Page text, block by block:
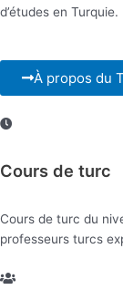
d’études en Turquie.
À propos du
Cours de turc
Cours de turc du
professeurs turcs